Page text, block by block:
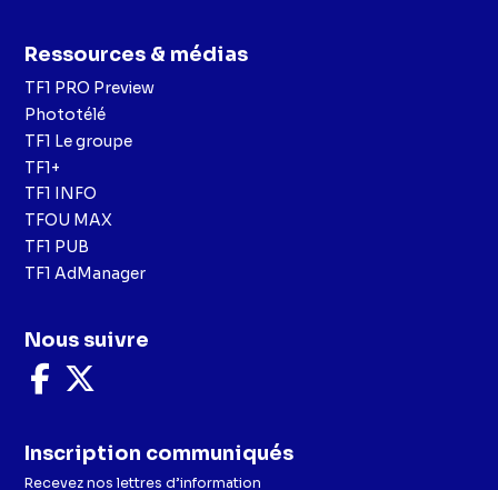
Ressources & médias
TF1 PRO Preview
Phototélé
TF1 Le groupe
TF1+
TF1 INFO
TFOU MAX
TF1 PUB
TF1 AdManager
Nous suivre
Nous
suivre
Facebook
X
Inscription communiqués
Recevez nos lettres d’information